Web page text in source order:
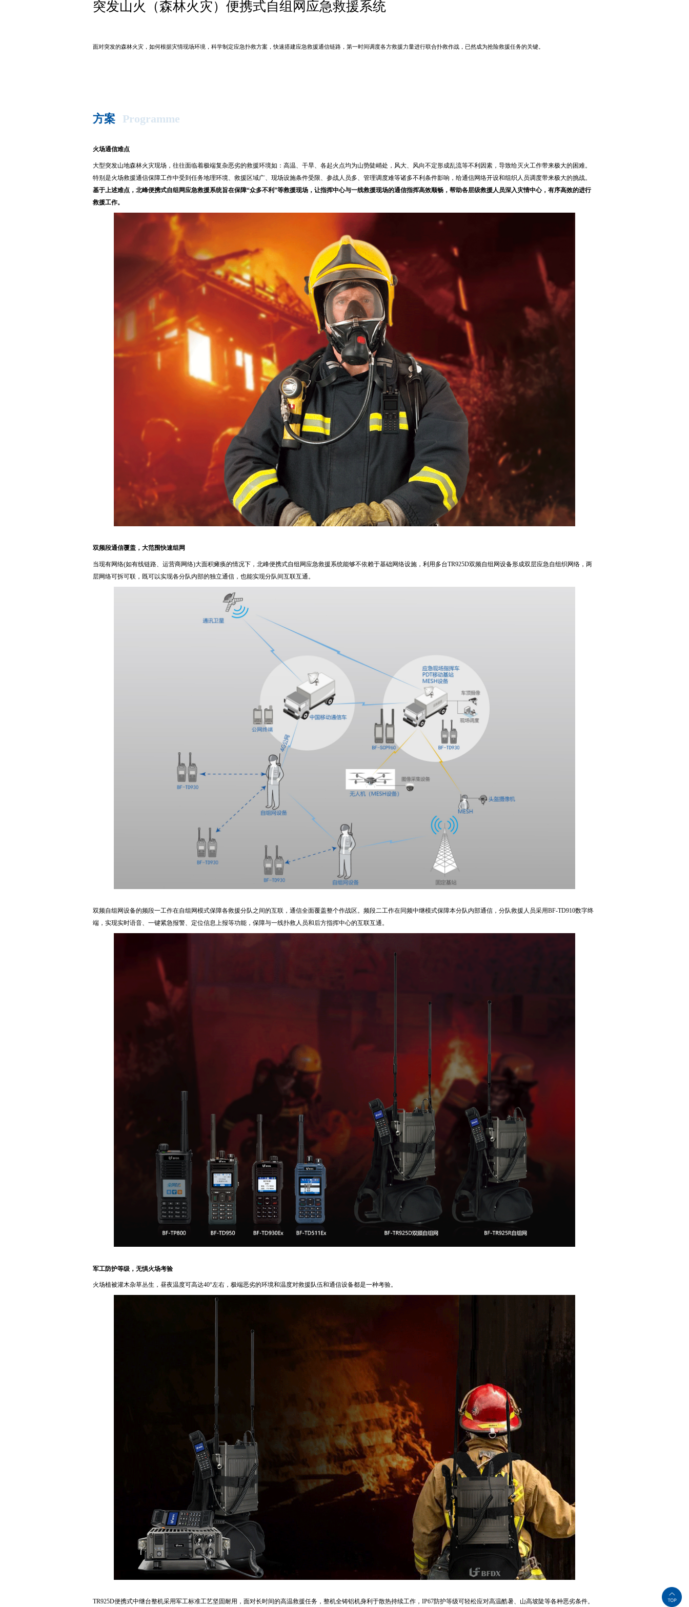
突发山火（森林火灾）便携式自组网应急救援系统
面对突发的森林火灾，如何根据灾情现场环境，科学制定应急扑救方案，快速搭建应急救援通信链路，第一时间调度各方救援力量进行联合扑救作战，已然成为抢险救援任务的关键。
方案 Programme
火场通信难点
大型突发山地森林火灾现场，往往面临着极端复杂恶劣的救援环境如：高温、干旱、各起火点均为山势陡峭处，风大、风向不定形成乱流等不利因素，导致给灭火工作带来极大的困难。
特别是火场救援通信保障工作中受到任务地理环境、救援区域广、现场设施条件受限、参战人员多、管理调度难等诸多不利条件影响，给通信网络开设和组织人员调度带来极大的挑战。
基于上述难点，北峰便携式自组网应急救援系统旨在保障“众多不利”等救援现场，让指挥中心与一线救援现场的通信指挥高效顺畅，帮助各层级救援人员深入灾情中心，有序高效的进行
救援工作。
双频段通信覆盖，大范围快速组网
当现有网络(如有线链路、运营商网络)大面积瘫痪的情况下，北峰便携式自组网应急救援系统能够不依赖于基础网络设施，利用多台TR925D双频自组网设备形成双层应急自组织网络，两
层网络可拆可联，既可以实现各分队内部的独立通信，也能实现分队间互联互通。
双频自组网设备的频段一工作在自组网模式保障各救援分队之间的互联，通信全面覆盖整个作战区。频段二工作在同频中继模式保障本分队内部通信，分队救援人员采用BF-TD910数字终
端，实现实时语音、一键紧急报警、定位信息上报等功能，保障与一线扑救人员和后方指挥中心的互联互通。
军工防护等级，无惧火场考验
火场植被灌木杂草丛生，昼夜温度可高达40°左右，极端恶劣的环境和温度对救援队伍和通信设备都是一种考验。
TR925D便携式中继台整机采用军工标准工艺坚固耐用，面对长时间的高温救援任务，整机全铸铝机身利于散热持续工作，IP67防护等级可轻松应对高温酷暑、山高坡陡等各种恶劣条件。